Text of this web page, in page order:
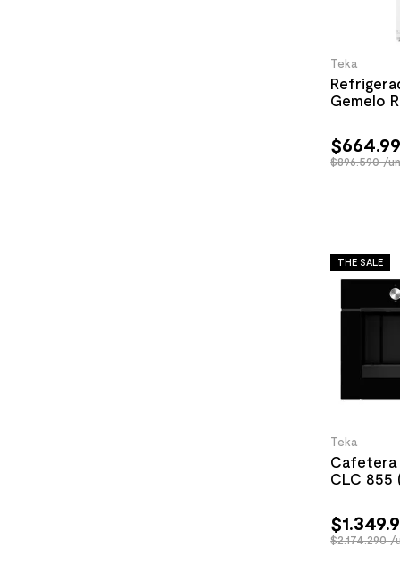
Teka
Gemelo
$664.
$896.590 /un
THE SALE
Teka
Cafetera
CLC 855
$1.349.
$2.174.290 /